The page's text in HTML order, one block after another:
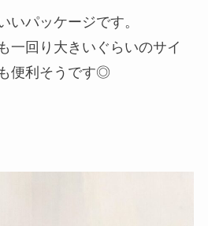
いパッケージです。
一回り大きいぐらいのサイ
便利そうです◎